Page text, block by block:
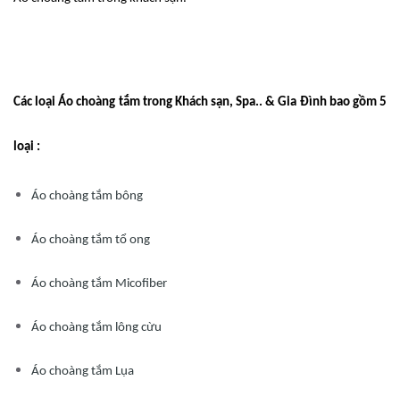
Các loại Áo choàng tắm trong Khách sạn, Spa.. & Gia Đình bao gồm 5
loại :
Áo choàng tắm bông
Áo choàng tắm tổ ong
Áo choàng tắm Micofiber
Áo choàng tắm lông cừu
Áo choàng tắm Lụa